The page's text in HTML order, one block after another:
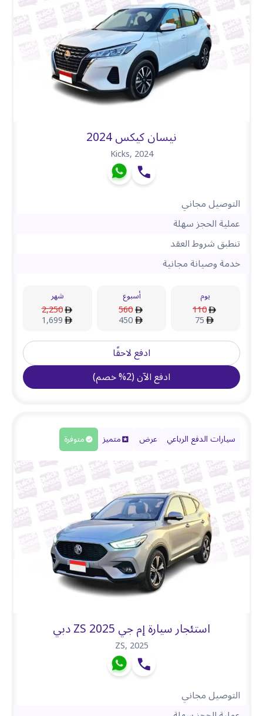
نيسان كيكس 2024
Kicks,2024
التوصيل مجاني
عملية الحجز سهلة
تنطبق شروط العقد
خدمة وصيانة مجانية
يوم
110
75
أسبوع
560
450
شهر
2,250
1,699
ادفع لاحقًا
ادفع الآن(
2
%خصم)
سيارات الدفع الرباعي عرض متميز متوفرة
استئجار سيارة إم جي ZS 2025 دبي
ZS,2025
التوصيل مجاني